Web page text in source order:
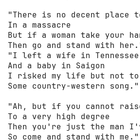
"There is no decent place
In a massacre
But if a woman take your
Then go and stand with
"I left a wife in Tennessee
And a baby in Saigon
I risked my life but not to
Some country-western song."
"Ah, but if you cannot
To a very high degree
Then you're just the man
So come and stand with me."